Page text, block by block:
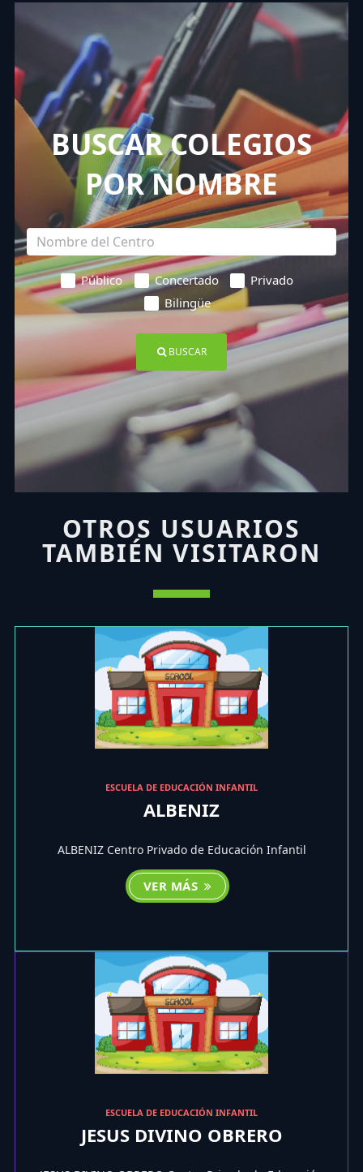
BUSCAR COLEGIOS
POR NOMBRE
Público Concertado
Privado
Bilingüe
BUSCAR
OTROS USUARIOS
TAMBIÉN VISITARON
ESCUELA DE EDUCACIÓN INFANTIL
ALBENIZ
ALBENIZ Centro Privado de Educación Infantil
VER MÁS
ESCUELA DE EDUCACIÓN INFANTIL
JESUS DIVINO OBRERO